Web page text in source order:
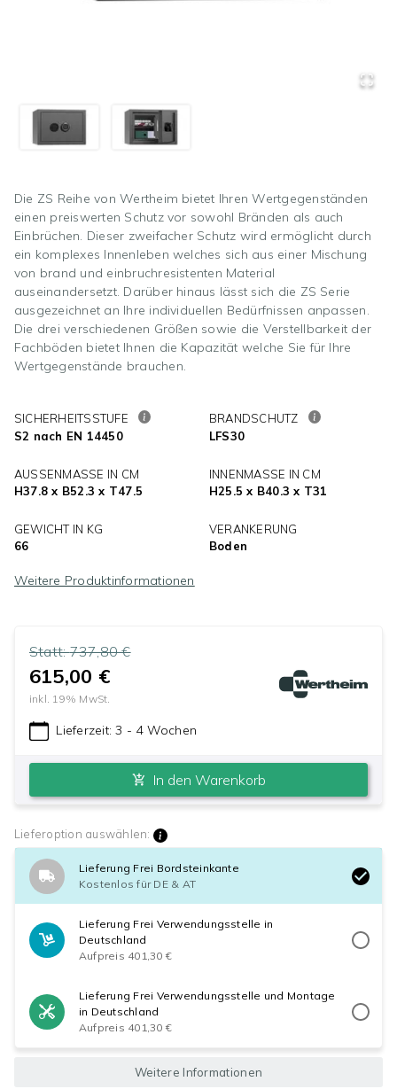
Die ZS Reihe von Wertheim bietet Ihren Wertgegenständen
einen preiswerten Schutz vor sowohl Bränden als auch
Einbrüchen. Dieser zweifacher Schutz wird ermöglicht durch
ein komplexes Innenleben welches sich aus einer Mischung
von brand und einbruchresistenten Material
auseinandersetzt. Darüber hinaus lässt sich die ZS Serie
ausgezeichnet an Ihre individuellen Bedürfnissen anpassen.
Die drei verschiedenen Größen sowie die Verstellbarkeit der
Fachböden bietet Ihnen die Kapazität welche Sie für Ihre
Wertgegenstände brauchen.
SICHERHEITSSTUFE
S2 nach EN 14450
BRANDSCHUTZ
LFS30
AUSSENMASSE IN CM
H37.8 x B52.3 x T47.5
INNENMASSE IN CM
H25.5 x B40.3 x T31
GEWICHT IN KG
66
VERANKERUNG
Boden
Weitere Produktinformationen
Statt:737,80 €
615,00 €
inkl. 19% MwSt.
Lieferzeit:3 - 4 Wochen
In den Warenkorb
Lieferoption auswählen:
Lieferung Frei Bordsteinkante
Kostenlos für DE & AT
Lieferung Frei Verwendungsstelle in
Deutschland
Aufpreis 401,30 €
Lieferung Frei Verwendungsstelle und Montage
in Deutschland
Aufpreis 401,30 €
Weitere Informationen